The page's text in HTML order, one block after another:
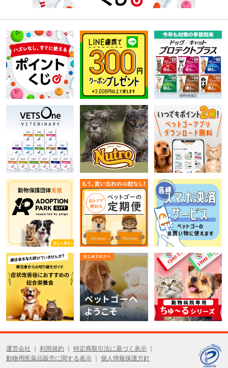
運営会社 利用規約
特定商取引法に基づく表示
動物用医薬品販売に関する表示
個人情報保護方針